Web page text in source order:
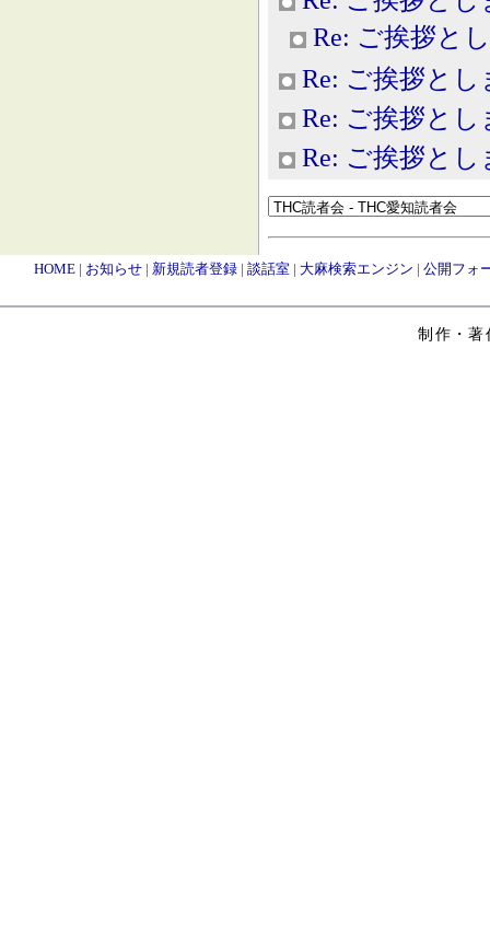
Re: ご挨拶と
Re: ご挨拶とし
Re: ご挨拶とし
Re: ご挨拶とし
HOME | お知らせ | 新規読者登録 | 談話室 | 大麻検索エンジン | 公開フォ
制作・